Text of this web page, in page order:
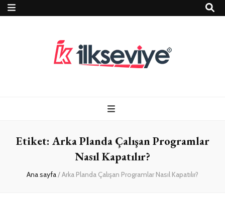
ve Travel – Tur
Rehberi
Etiket: Arka Planda Çalışan Programlar
Nasıl Kapatılır?
Ana sayfa/Arka Planda Çalışan Programlar Nasıl Kapatılır?